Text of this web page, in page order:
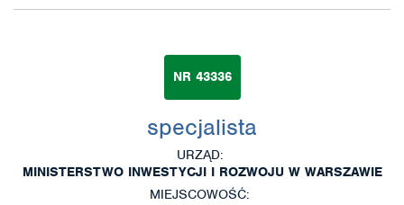
NR 43336
specjalista
URZĄD:
MINISTERSTWO INWESTYCJI I ROZWOJU W WARSZAWIE
MIEJSCOWOŚĆ: